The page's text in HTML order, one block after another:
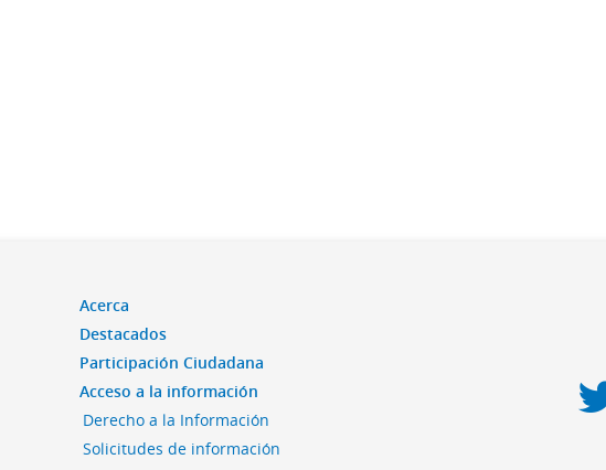
Acerca
Destacados
Participación Ciudadana
Acceso a la información
Derecho a la Información
Solicitudes de información